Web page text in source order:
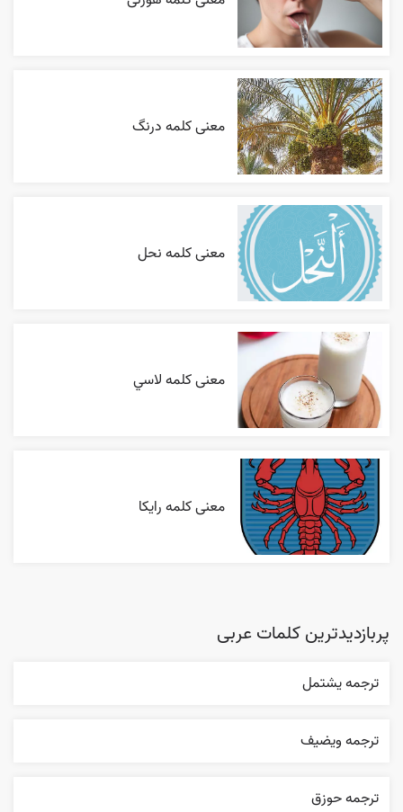
معنی کلمه درنگ
معنی کلمه نحل
معنی کلمه لاسي
معنی کلمه رایکا
پربازدیدترین کلمات عربی
ترجمه يشتمل
ترجمه ويضيف
ترجمه حوزق